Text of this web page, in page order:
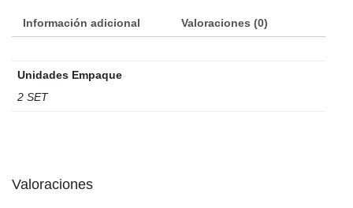
Información adicional Valoraciones (0)
Unidades Empaque
2 SET
Valoraciones